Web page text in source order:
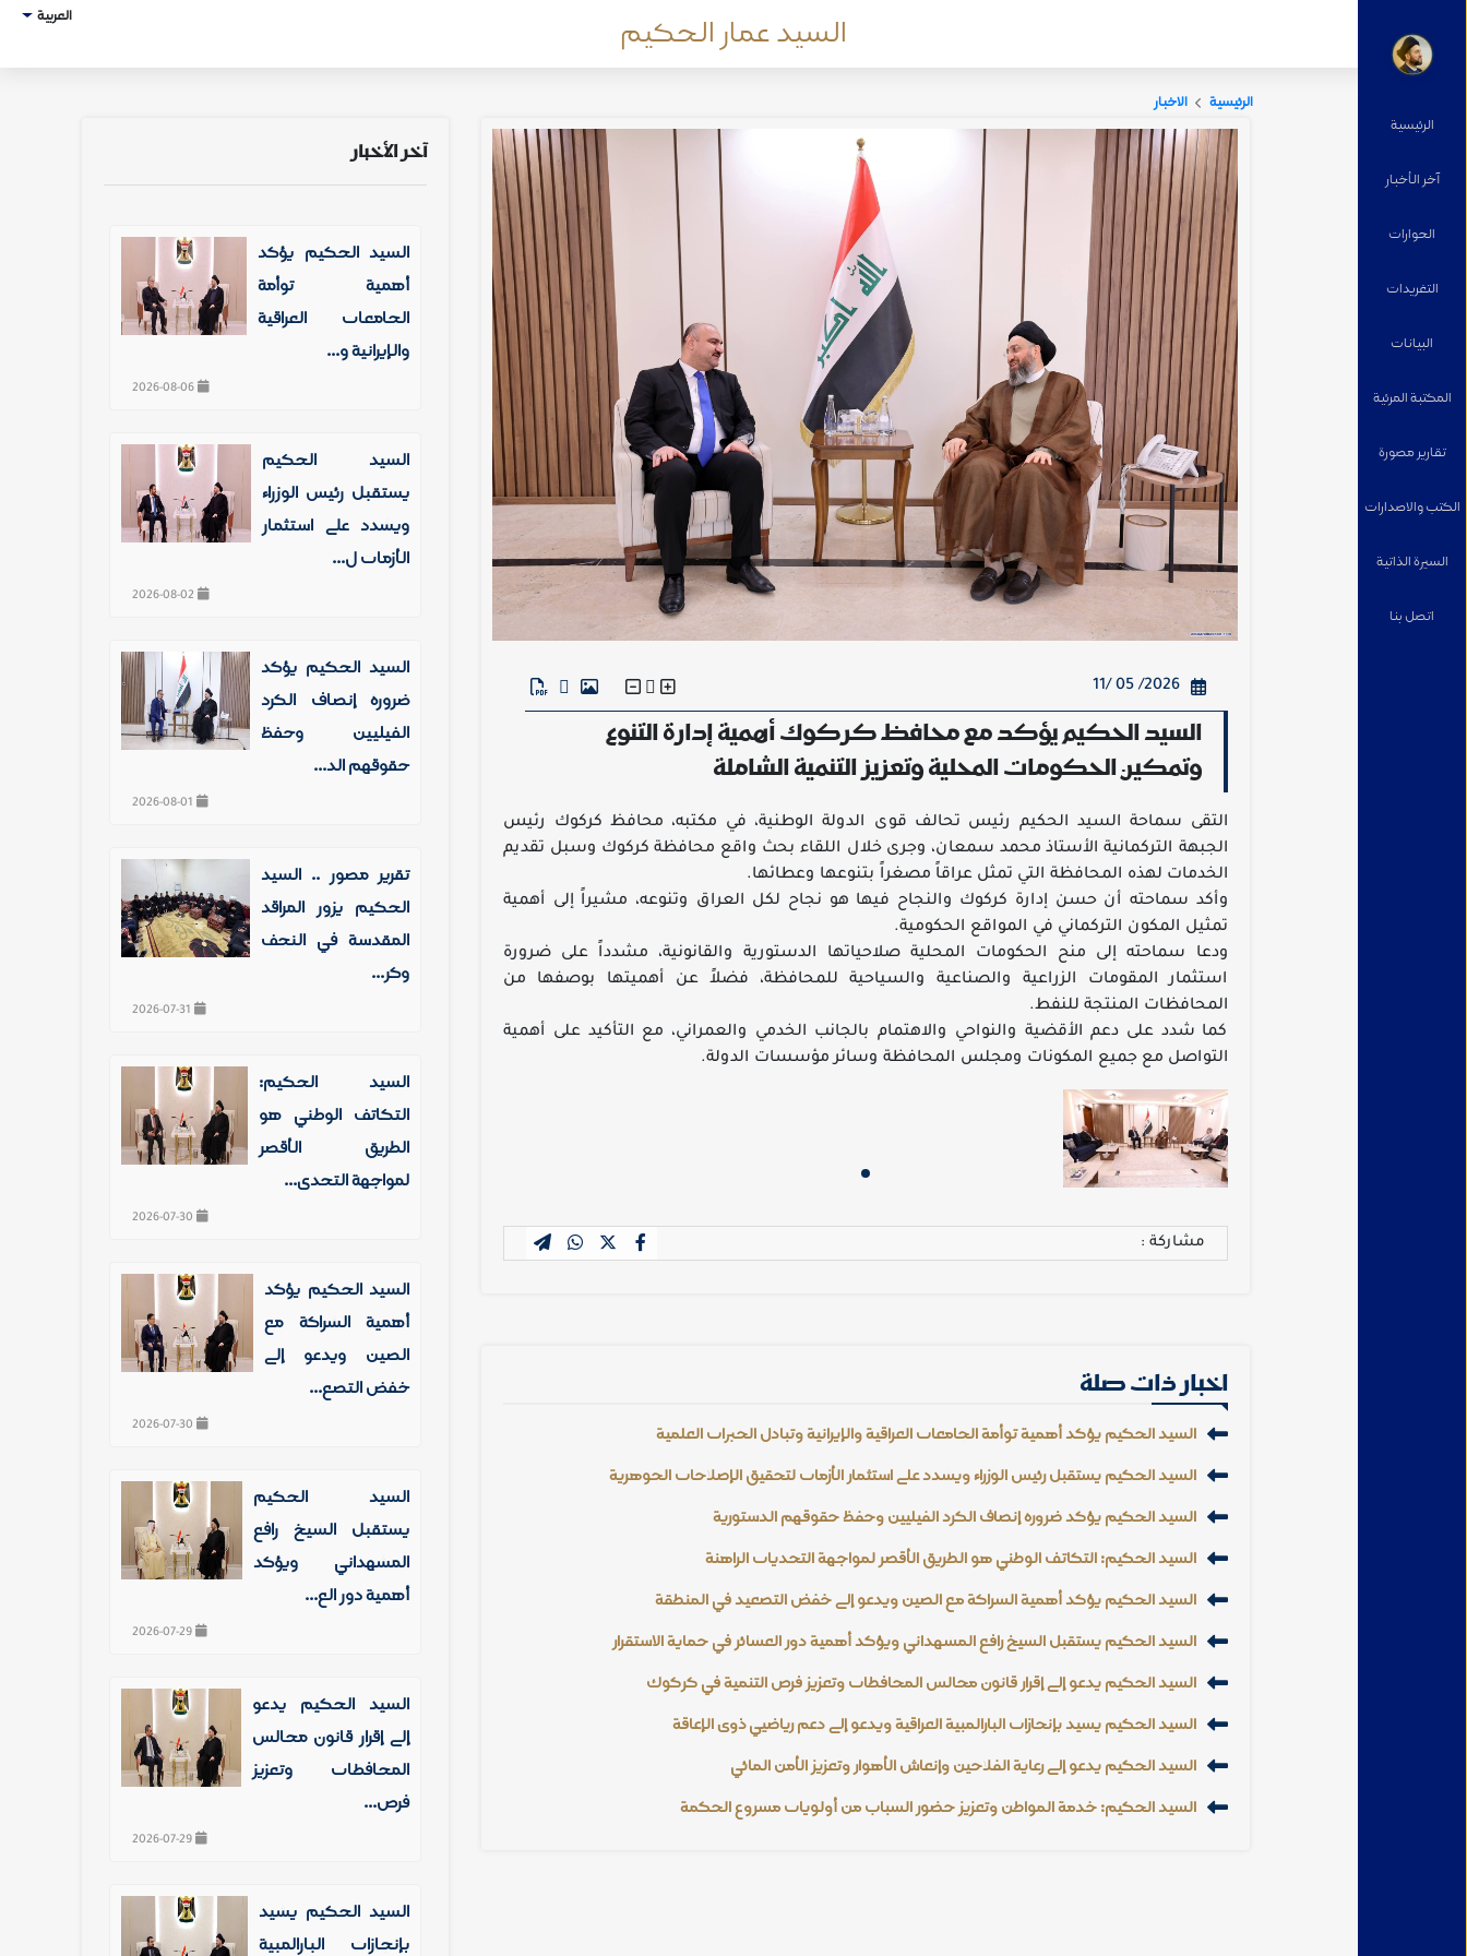
العربية
الرئيسية
آخر الأخبار
الحوارات
التغریدات
البيانات
المكتبة المرئية
تقارير مصورة
الكتب والاصدارات
السيرة الذاتية
اتصل بنا
السيد عمار الحكيم
الرئيسية الاخبار
2026/ 05 /11
السيد الحكيم يؤكد مع محافظ كركوك أهمية إدارة التنوع
وتمكين الحكومات المحلية وتعزيز التنمية الشاملة
التقى سماحة السيد الحكيم رئيس تحالف قوى الدولة الوطنية، في مكتبه، محافظ كركوك رئيس
الجبهة التركمانية الأستاذ محمد سمعان، وجرى خلال اللقاء بحث واقع محافظة كركوك وسبل تقديم
الخدمات لهذه المحافظة التي تمثل عراقاً مصغراً بتنوعها وعطائها.
وأكد سماحته أن حسن إدارة كركوك والنجاح فيها هو نجاح لكل العراق وتنوعه، مشيراً إلى أهمية
تمثيل المكون التركماني في المواقع الحكومية.
ودعا سماحته إلى منح الحكومات المحلية صلاحياتها الدستورية والقانونية، مشدداً على ضرورة
استثمار المقومات الزراعية والصناعية والسياحية للمحافظة، فضلاً عن أهميتها بوصفها من
المحافظات المنتجة للنفط.
كما شدد على دعم الأقضية والنواحي والاهتمام بالجانب الخدمي والعمراني، مع التأكيد على أهمية
التواصل مع جميع المكونات ومجلس المحافظة وسائر مؤسسات الدولة.
مشاركة :
اخبار ذات صلة
السيد الحكيم يؤكد أهمية توأمة الجامعات العراقية والإيرانية وتبادل الخبرات العلمية
السيد الحكيم يستقبل رئيس الوزراء ويشدد على استثمار الأزمات لتحقيق الإصلاحات الجوهرية
السيد الحكيم يؤكد ضرورة إنصاف الكرد الفيليين وحفظ حقوقهم الدستورية
السيد الحكيم: التكاتف الوطني هو الطريق الأقصر لمواجهة التحديات الراهنة
السيد الحكيم يؤكد أهمية الشراكة مع الصين ويدعو إلى خفض التصعيد في المنطقة
السيد الحكيم يستقبل الشيخ رافع المشهداني ويؤكد أهمية دور العشائر في حماية الاستقرار
السيد الحكيم يدعو إلى إقرار قانون مجالس المحافظات وتعزيز فرص التنمية في كركوك
السيد الحكيم يشيد بإنجازات البارالمبية العراقية ويدعو إلى دعم رياضيي ذوي الإعاقة
السيد الحكيم يدعو إلى رعاية الفلاحين وإنعاش الأهوار وتعزيز الأمن المائي
السيد الحكيم: خدمة المواطن وتعزيز حضور الشباب من أولويات مشروع الحكمة
آخر الأخبار
السيد الحكيم يؤكد
أهمية توأمة
الجامعات العراقية
والإيرانية و...
2026-08-06
السيد الحكيم
يستقبل رئيس الوزراء
ويشدد على استثمار
الأزمات ل...
السيد الحكيم يؤكد
ضرورة إنصاف الكرد
الفيليين وحفظ
حقوقهم الد...
تقرير مصور .. السيد
الحكيم يزور المراقد
المقدسة في النجف
وكر...
السيد الحكيم:
التكاتف الوطني هو
الطريق الأقصر
لمواجهة التحدي...
السيد الحكيم يؤكد
أهمية الشراكة مع
الصين ويدعو إلى
خفض التصع...
السيد الحكيم
يستقبل الشيخ رافع
المشهداني ويؤكد
أهمية دور الع...
2026-07-29
السيد الحكيم يدعو
إلى إقرار قانون مجالس
المحافظات وتعزيز
فرص...
2026-07-29
السيد الحكيم يشيد
بإنجازات البارالمبية